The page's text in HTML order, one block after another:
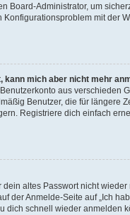
Board-Administrator, um
mit der
mich aber nicht mehr
aus verschieden
Benutzer, die für längere
Registriere dich einfach
altes Passwort nicht
der Anmelde-Seite auf „Ich
dich schnell wieder anmelden